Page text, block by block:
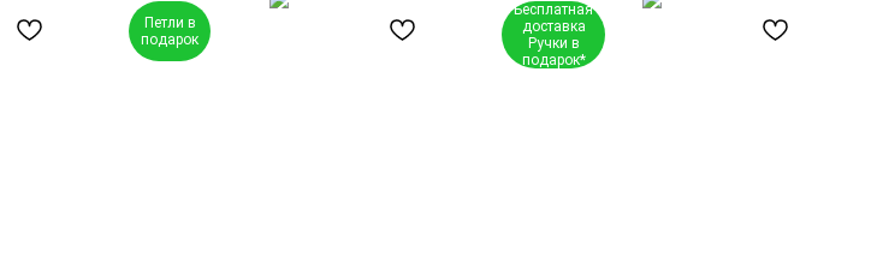
Петли в
подарок
Бесплатная
доставка
Ручки в
подарок*